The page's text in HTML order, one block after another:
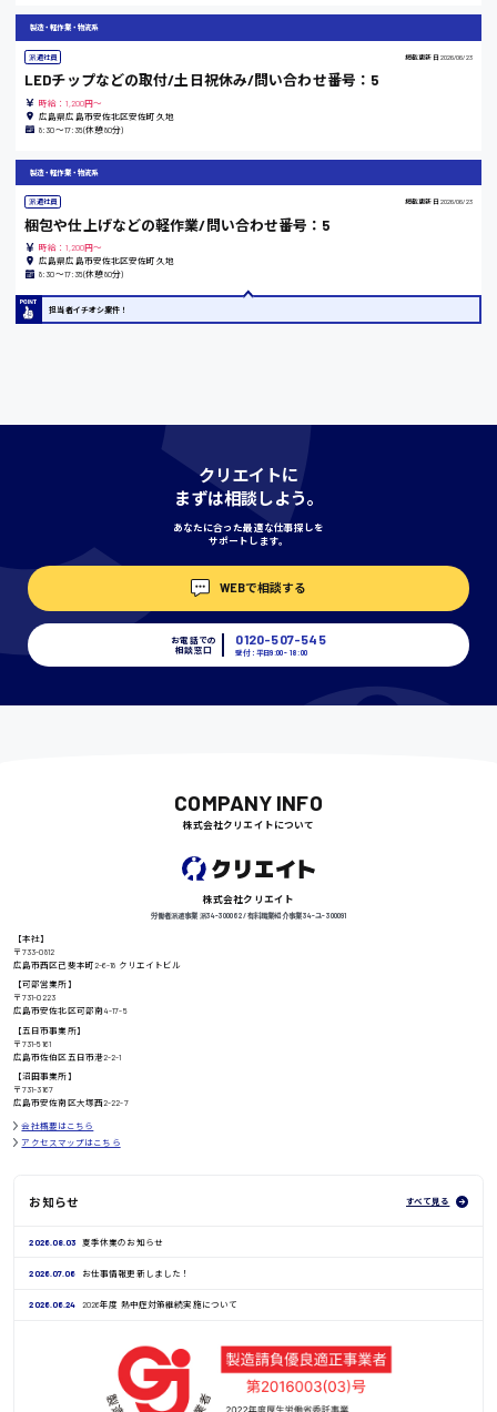
島根県
香川県
愛知県
高知県
鳥取県
時給1100円〜
日給8000円〜
製造・軽作業・物流系
派遣社員 掲載更新日 2026/06/23
LEDチップなどの取付/土日祝休み/問い合わせ番号：5
時給：1,200円～
広島県広島市安佐北区安佐町久地
8:30〜17:35(休憩80分)
製造・軽作業・物流系
派遣社員 掲載更新日 2026/06/23
梱包や仕上げなどの軽作業/問い合わせ番号：5
時給：1,200円～
広島県広島市安佐北区安佐町久地
8:30〜17:35(休憩80分)
担当者イチオシ案件！
クリエイトに
まずは相談しよう。
あなたに合った最適な仕事探しを
サポートします。
WEBで相談する
お電話での
相談窓口
0120-507-545
受付：平日9:00 - 18:00
COMPANY INFO
株式会社クリエイトについて
株式会社クリエイト
労働者派遣事業 派34-300062 / 有料職業紹介事業 34-ユ-300091
【本社】
〒733-0812
広島市西区己斐本町2-6-18 クリエイトビル
【可部営業所】
〒731-0223
広島市安佐北区可部南4-17-5
【五日市事業所】
〒731-5161
広島市佐伯区五日市港2-2-1
【沼田事業所】
〒731-3167
広島市安佐南区大塚西2-22-7
会社概要はこちら
アクセスマップはこちら
お知らせ すべて見る
2026.08.03 夏季休業のお知らせ
2026.07.06 お仕事情報更新しました！
2026.06.24 2026年度 熱中症対策継続実施について